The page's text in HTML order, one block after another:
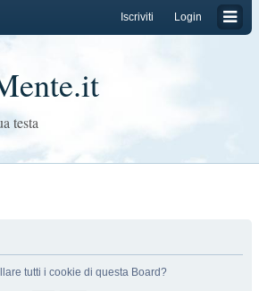
Login
Iscriviti
testa
tutti i cookie di questa Board?